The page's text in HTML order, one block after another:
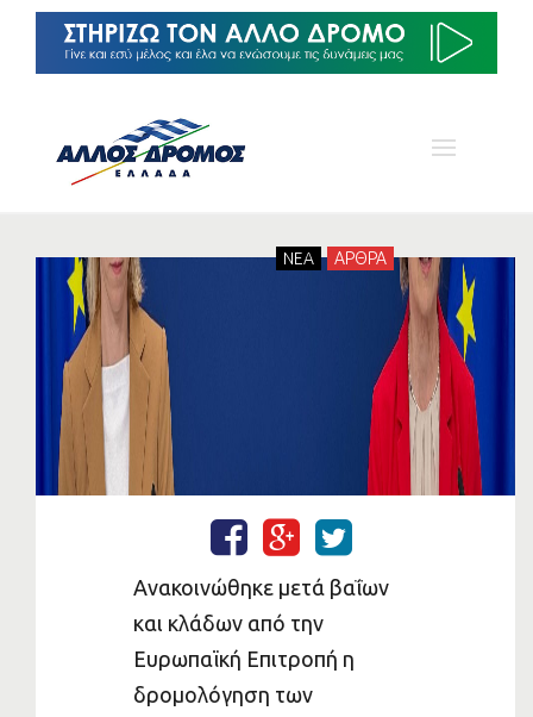
NEA ΑΡΘΡΑ
Ανακοινώθηκε μετά βαΐων
και κλάδων από την
Ευρωπαϊκή Επιτροπή η
δρομολόγηση των